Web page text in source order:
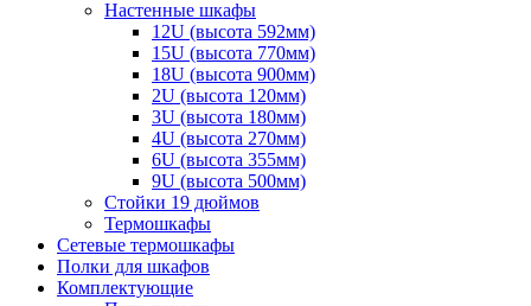
Настенные шкафы
12U (высота 592мм)
15U (высота 770мм)
18U (высота 900мм)
2U (высота 120мм)
3U (высота 180мм)
4U (высота 270мм)
6U (высота 355мм)
9U (высота 500мм)
Стойки 19 дюймов
Термошкафы
Сетевые термошкафы
Полки для шкафов
Комплектующие